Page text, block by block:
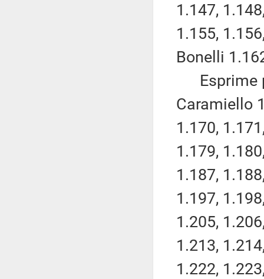
1.147,
1.155,
Bonelli
Esprime
Caramiello
1.170,
1.179,
1.187,
1.197,
1.205,
1.213,
1.222,